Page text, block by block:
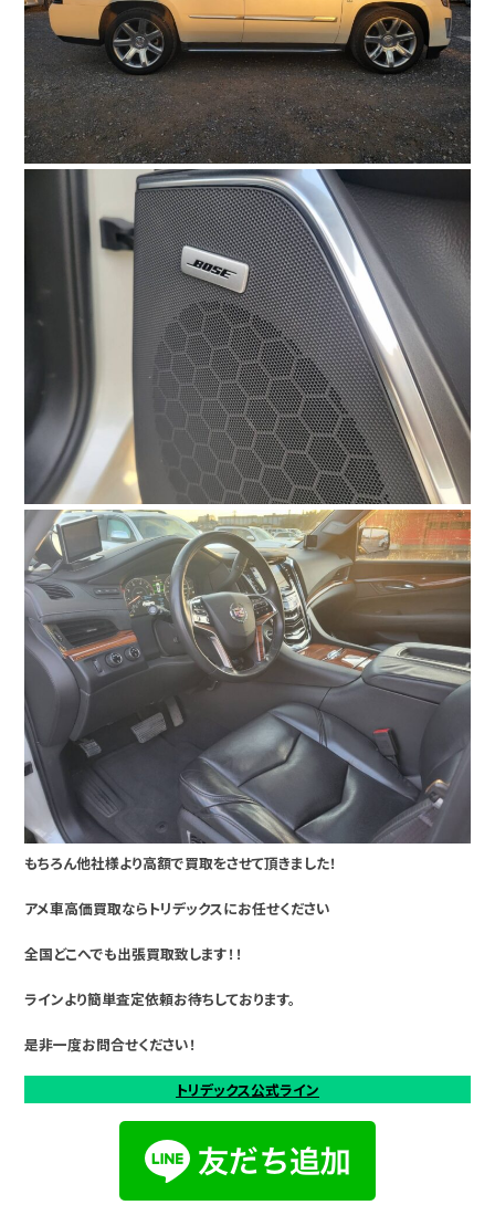
もちろん他社様より高額で買取をさせて頂きました！
アメ車高価買取ならトリデックスにお任せください
全国どこへでも出張買取致します！！
ラインより簡単査定依頼お待ちしております。
是非一度お問合せください！
トリデックス公式ライン